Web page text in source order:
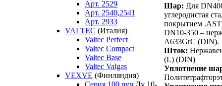
Арт. 2529
Арт. 2540,2541
Арт. 2933
VALTEC (Италия)
Valtec Perfect
Valtec Compact
Valtec Base
Valtec Valgas
VEXVE (Финляндия)
Серия 100 руч Ду 10-
Шар: Для
углеродистая
покрытием
DN10-350 –
A633GrC (DIN).
Шток:
(L) (DIN)
Уплотнение